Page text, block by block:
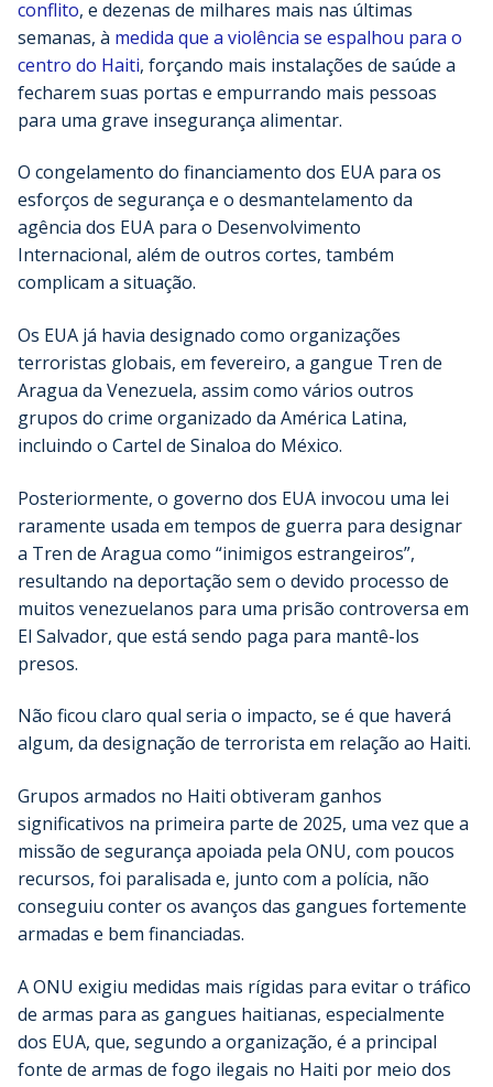
conflito, e dezenas de milhares mais nas últimas
semanas, à medida que a violência se espalhou para o
centro do Haiti, forçando mais instalações de saúde a
fecharem suas portas e empurrando mais pessoas
para uma grave insegurança alimentar.
O congelamento do financiamento dos EUA para os
esforços de segurança e o desmantelamento da
agência dos EUA para o Desenvolvimento
Internacional, além de outros cortes, também
complicam a situação.
Os EUA já havia designado como organizações
terroristas globais, em fevereiro, a gangue Tren de
Aragua da Venezuela, assim como vários outros
grupos do crime organizado da América Latina,
incluindo o Cartel de Sinaloa do México.
Posteriormente, o governo dos EUA invocou uma lei
raramente usada em tempos de guerra para designar
a Tren de Aragua como “inimigos estrangeiros”,
resultando na deportação sem o devido processo de
muitos venezuelanos para uma prisão controversa em
El Salvador, que está sendo paga para mantê-los
presos.
Não ficou claro qual seria o impacto, se é que haverá
algum, da designação de terrorista em relação ao Haiti.
Grupos armados no Haiti obtiveram ganhos
significativos na primeira parte de 2025, uma vez que a
missão de segurança apoiada pela ONU, com poucos
recursos, foi paralisada e, junto com a polícia, não
conseguiu conter os avanços das gangues fortemente
armadas e bem financiadas.
A ONU exigiu medidas mais rígidas para evitar o tráfico
de armas para as gangues haitianas, especialmente
dos EUA, que, segundo a organização, é a principal
fonte de armas de fogo ilegais no Haiti por meio dos